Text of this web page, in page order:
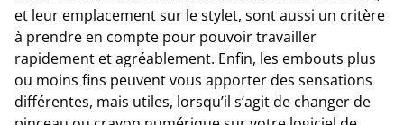
et leur emplacement sur le stylet, sont aussi un critère
à prendre en compte pour pouvoir travailler
rapidement et agréablement. Enfin, les embouts plus
ou moins fins peuvent vous apporter des sensations
différentes, mais utiles, lorsqu’il s’agit de changer de